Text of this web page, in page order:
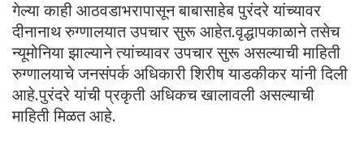
गेल्या काही आठवडाभरापासून बाबासाहेब पुरंदरे यांच्यावर
दीनानाथ रुग्णालयात उपचार सुरू आहेत.वृद्धापकाळाने तसेच
न्यूमोनिया झाल्याने त्यांच्यावर उपचार सुरू असल्याची माहिती
रुग्णालयाचे जनसंपर्क अधिकारी शिरीष याडकीकर यांनी दिली
आहे.पुरंदरे यांची प्रकृती अधिकच खालावली असल्याची
माहिती मिळत आहे.